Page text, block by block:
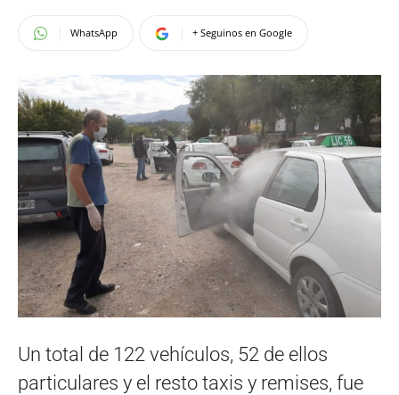
WhatsApp + Seguinos en Google
Un total de 122 vehículos, 52 de ellos
particulares y el resto taxis y remises, fue